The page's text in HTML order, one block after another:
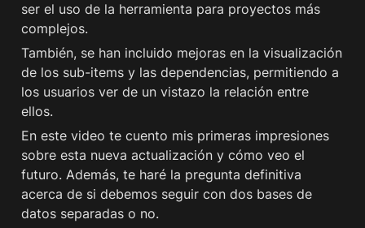
ser el uso de la herramienta para proyectos más
complejos.
También, se han incluido mejoras en la visualización
de los sub-items y las dependencias, permitiendo a
los usuarios ver de un vistazo la relación entre
ellos.
En este video te cuento mis primeras impresiones
sobre esta nueva actualización y cómo veo el
futuro. Además, te haré la pregunta definitiva
acerca de si debemos seguir con dos bases de
datos separadas o no.